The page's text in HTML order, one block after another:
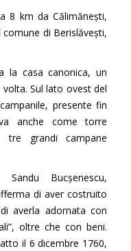
8 km da Călimănești,
di Berislăvești,
la casa canonica, un
Sul lato ovest del
presente fin
anche come torre
tre grandi campane
Bucșenescu,
di aver costruito
averla adornata con
oltre che con beni.
il 6 dicembre 1760,